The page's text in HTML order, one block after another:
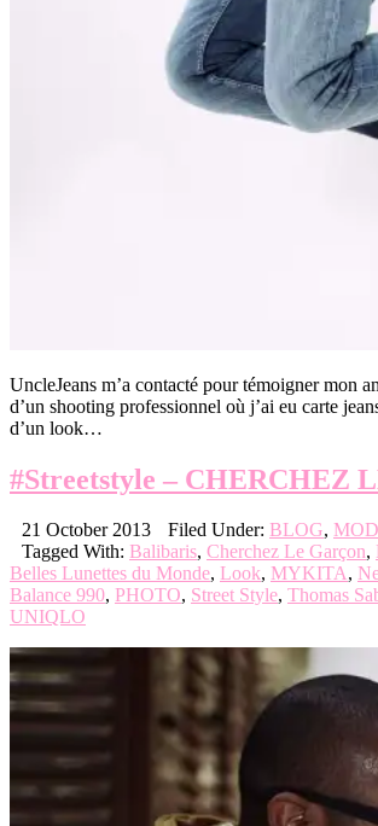
UncleJeans m’a contacté pour témoigner mon
d’un shooting professionnel où j’ai eu carte
d’un look…
#Streetstyle – CHERCHEZ
21 October 2013 Filed Under: BLOG,
Tagged With: Balibaris, Cherchez Le Garçon,
Belles Lunettes du Monde, Look, MYKITA,
Balance 990, PHOTO, Street Style, Thomas
UNIQLO